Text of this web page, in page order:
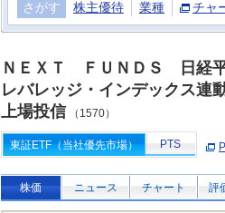
さがす 株主優待 業種 チャ
ＮＥＸＴ ＦＵＮＤＳ 日経
レバレッジ・インデックス連
上場投信 （1570）
東証ETF（当社優先市場） PTS
株価 ニュース チャート 評